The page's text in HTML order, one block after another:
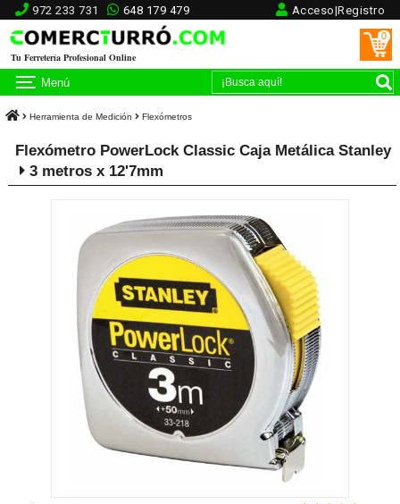
972 233 731 648 179 479 Acceso|Registro
Tu Ferretería Profesional Online
0
Menú
Herramienta de Medición Flexómetros
Flexómetro PowerLock Classic Caja Metálica Stanley
3 metros x 12'7mm